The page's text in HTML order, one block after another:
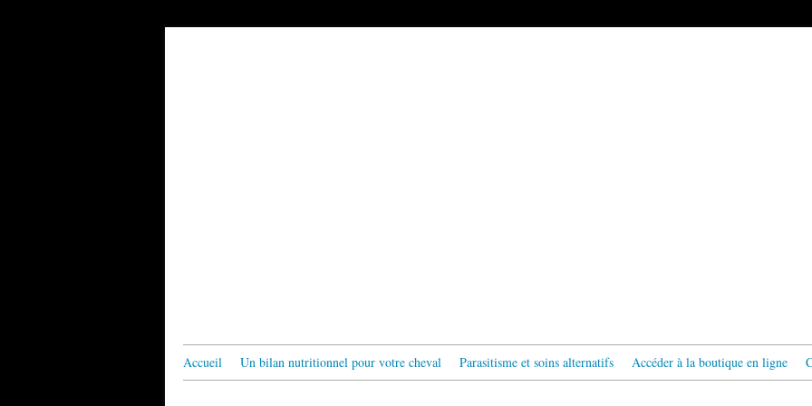
Accueil Un bilan nutritionnel pour votre cheval Parasitisme et soins alternatifs Accéder à la boutique en ligne